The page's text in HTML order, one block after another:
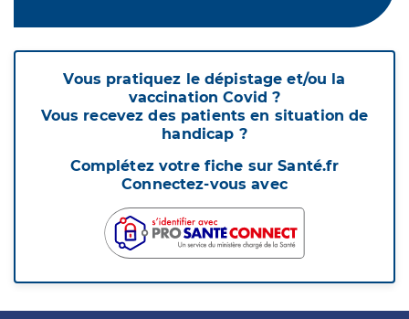
Vous pratiquez le dépistage et/ou la
vaccination Covid ?
Vous recevez des patients en situation de
handicap ?
Complétez votre fiche sur Santé.fr
Connectez-vous avec